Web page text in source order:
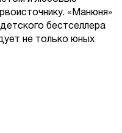
«Манюня»
бестселлера
не только юных